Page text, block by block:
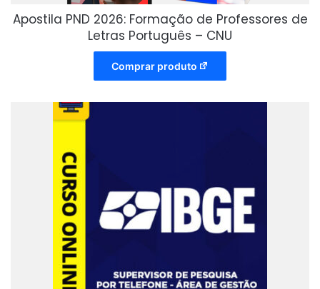
Apostila PND 2026: Formação de Professores de
Letras Português – CNU
Comprar produto